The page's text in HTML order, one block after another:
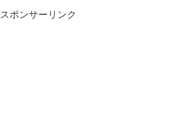
スポンサーリンク